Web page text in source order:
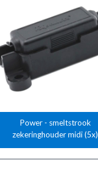
Power - smeltstrook
zekeringhouder midi (5x)